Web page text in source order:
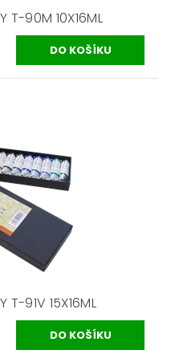
T-90M 10X16ML
T-91V 15X16ML